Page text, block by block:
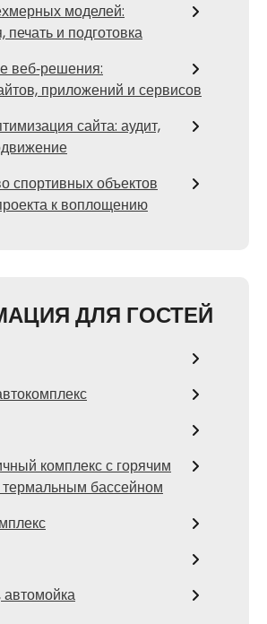
моделей:
печать и подготовка
веб‑решения:
приложений и сервисов
сайта: аудит,
спортивных объектов
к воплощению
ДЛЯ ГОСТЕЙ
комплекс с горячим
термальным бассейном